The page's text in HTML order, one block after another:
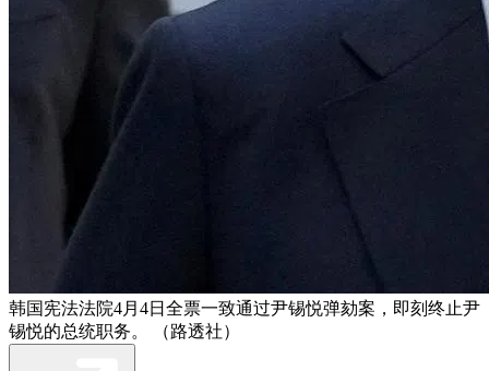
韩国宪法法院4月4日全票一致通过尹锡悦弹劾案，即刻终止尹
锡悦的总统职务。 （路透社）